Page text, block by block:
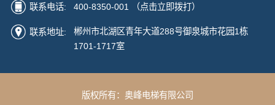
联系电话: 400-8350-001 （点击立即拨打）
联系地址:
郴州市北湖区青年大道288号御泉城市花园1栋
1701-1717室
版权所有：奥峰电梯有限公司